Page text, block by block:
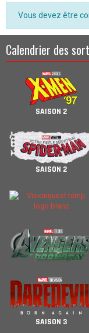
Vous devez être
Calendrier des
SAISON 2
SAISON 2
SAISON 3